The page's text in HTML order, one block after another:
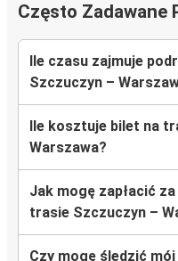
Często Zadawane
Ile czasu zajmuje
Szczuczyn –
Ile kosztuje bilet na
Warszawa?
Jak mogę zapłacić
trasie Szczuczyn –
Czy mogę śledzić